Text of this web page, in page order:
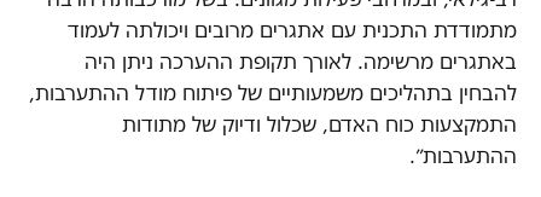
מתמודדת התכנית עם אתגרים מרובים ויכולתה לעמוד
באתגרים מרשימה. לאורך תקופת ההערכה ניתן היה
להבחין בתהליכים משמעותיים של פיתוח מודל ההתערבות,
התמקצעות כוח האדם, שכלול ודיוק של מתודות
ההתערבות״.